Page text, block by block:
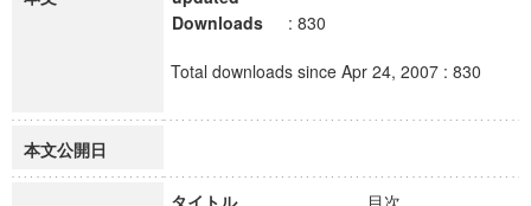
Downloads
: 830
Total downloads since Apr 24, 2007 : 830
本文公開日
タイトル
目次